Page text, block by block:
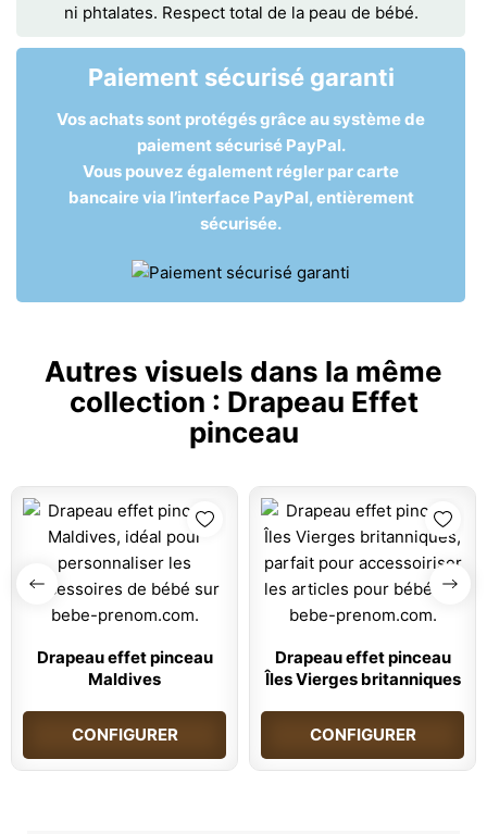
ni phtalates. Respect total de la peau de bébé.
Paiement sécurisé garanti
Vos achats sont protégés grâce au système de
paiement sécurisé PayPal.
Vous pouvez également régler par carte
bancaire via l’interface PayPal, entièrement
sécurisée.
Autres visuels dans la même
collection : Drapeau Effet
pinceau
Drapeau effet pinceau
Maldives
CONFIGURER
Drapeau effet pinceau
Îles Vierges britanniques
CONFIGURER